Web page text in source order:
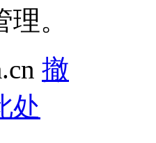
。
撤
处